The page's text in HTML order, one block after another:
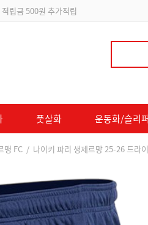
대 2% 적립 및 할인 쿠폰 지급
풋살화 운동화/슬리퍼
맹 FC / 나이키 파리 생제르망 25-26 드라